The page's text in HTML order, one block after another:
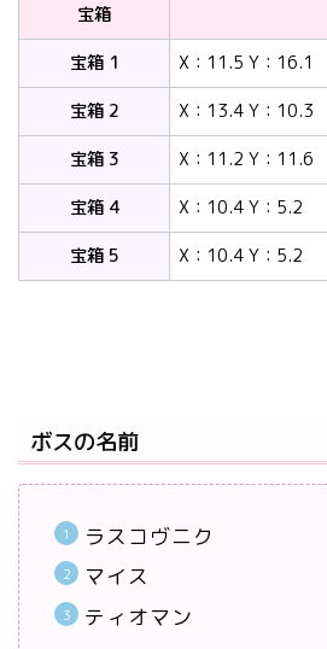
宝箱
宝箱 1
X：11.5 Y：16.1
宝箱 2
X：13.4 Y：10.3
宝箱 3
X：11.2 Y：11.6
宝箱 4
X：10.4 Y：5.2
宝箱 5
X：10.4 Y：5.2
ボスの名前
ラスコヴニク
マイス
ティオマン